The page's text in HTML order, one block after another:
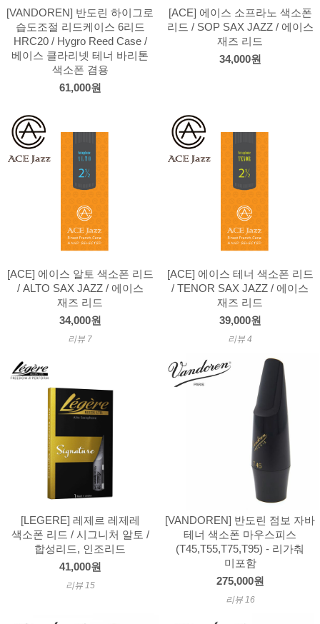
[VANDOREN] 반도린 하이그로
습도조절 리드케이스 6리드
HRC20 / Hygro Reed Case /
베이스 클라리넷 테너 바리톤
색소폰 겸용
61,000원
[ACE] 에이스 소프라노 색소폰
리드 / SOP SAX JAZZ / 에이스
재즈 리드
34,000원
[ACE] 에이스 알토 색소폰 리드
/ ALTO SAX JAZZ / 에이스
재즈 리드
34,000원
리뷰 7
[ACE] 에이스 테너 색소폰 리드
/ TENOR SAX JAZZ / 에이스
재즈 리드
39,000원
리뷰 4
[LEGERE] 레제르 레제레
색소폰 리드 / 시그니처 알토 /
합성리드, 인조리드
41,000원
리뷰 15
[VANDOREN] 반도린 점보 자바
테너 색소폰 마우스피스
(T45,T55,T75,T95) - 리가춰
미포함
275,000원
리뷰 16